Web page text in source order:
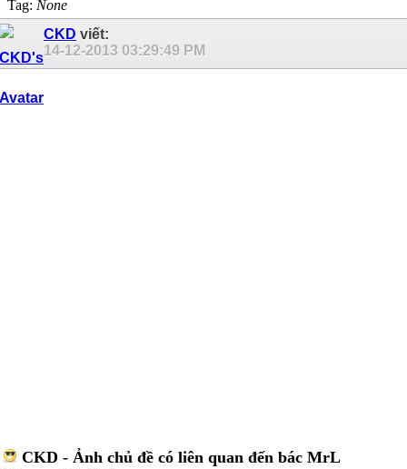
Tag: None
CKD viết:
14-12-2013 03:29:49 PM
CKD - Ảnh chủ đề có liên quan đến bác MrL